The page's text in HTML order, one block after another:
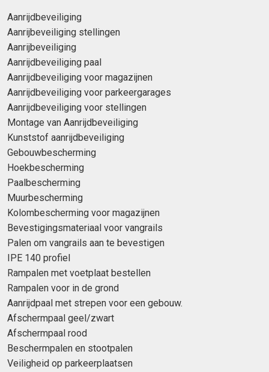
Aanrijdbeveiliging
Aanrijbeveiliging stellingen
Aanrijbeveiliging
Aanrijdbeveiliging paal
Aanrijdbeveiliging voor magazijnen
Aanrijdbeveiliging voor parkeergarages
Aanrijdbeveiliging voor stellingen
Montage van Aanrijdbeveiliging
Kunststof aanrijdbeveiliging
Gebouwbescherming
Hoekbescherming
Paalbescherming
Muurbescherming
Kolombescherming voor magazijnen
Bevestigingsmateriaal voor vangrails
Palen om vangrails aan te bevestigen
IPE 140 profiel
Rampalen met voetplaat bestellen
Rampalen voor in de grond
Aanrijdpaal met strepen voor een gebouw.
Afschermpaal geel/zwart
Afschermpaal rood
Beschermpalen en stootpalen
Veiligheid op parkeerplaatsen